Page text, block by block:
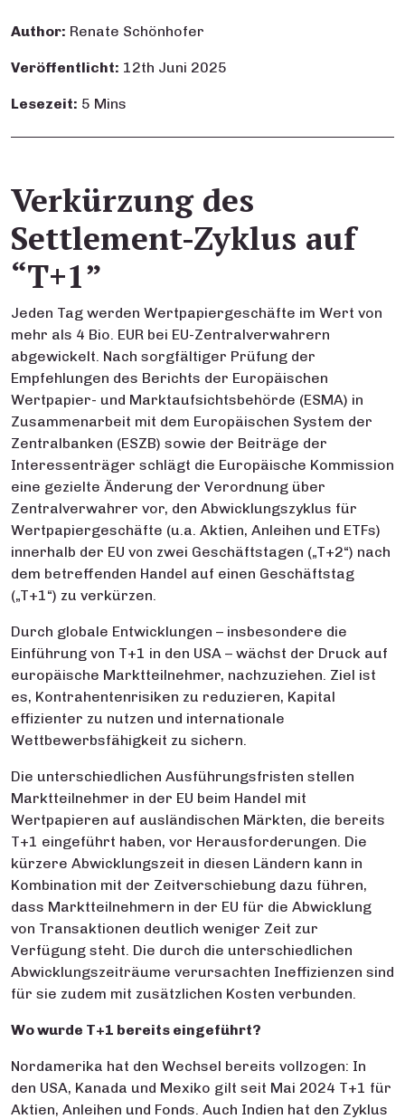
Author: Renate Schönhofer
Veröffentlicht: 12th Juni 2025
Lesezeit: 5 Mins
Verkürzung des
Settlement-Zyklus auf
“T+1”
Jeden Tag werden Wertpapiergeschäfte im Wert von
mehr als 4 Bio. EUR bei EU-Zentralverwahrern
abgewickelt. Nach sorgfältiger Prüfung der
Empfehlungen des Berichts der Europäischen
Wertpapier- und Marktaufsichtsbehörde (ESMA) in
Zusammenarbeit mit dem Europäischen System der
Zentralbanken (ESZB) sowie der Beiträge der
Interessenträger schlägt die Europäische Kommission
eine gezielte Änderung der Verordnung über
Zentralverwahrer vor, den Abwicklungszyklus für
Wertpapiergeschäfte (u.a. Aktien, Anleihen und ETFs)
innerhalb der EU von zwei Geschäftstagen („T+2“) nach
dem betreffenden Handel auf einen Geschäftstag
(„T+1“) zu verkürzen.
Durch globale Entwicklungen – insbesondere die
Einführung von T+1 in den USA – wächst der Druck auf
europäische Marktteilnehmer, nachzuziehen. Ziel ist
es, Kontrahentenrisiken zu reduzieren, Kapital
effizienter zu nutzen und internationale
Wettbewerbsfähigkeit zu sichern.
Die unterschiedlichen Ausführungsfristen stellen
Marktteilnehmer in der EU beim Handel mit
Wertpapieren auf ausländischen Märkten, die bereits
T+1 eingeführt haben, vor Herausforderungen. Die
kürzere Abwicklungszeit in diesen Ländern kann in
Kombination mit der Zeitverschiebung dazu führen,
dass Marktteilnehmern in der EU für die Abwicklung
von Transaktionen deutlich weniger Zeit zur
Verfügung steht. Die durch die unterschiedlichen
Abwicklungszeiträume verursachten Ineffizienzen sind
für sie zudem mit zusätzlichen Kosten verbunden.
Wo wurde T+1 bereits eingeführt?
Nordamerika hat den Wechsel bereits vollzogen: In
den USA, Kanada und Mexiko gilt seit Mai 2024 T+1 für
Aktien, Anleihen und Fonds. Auch Indien hat den Zyklus